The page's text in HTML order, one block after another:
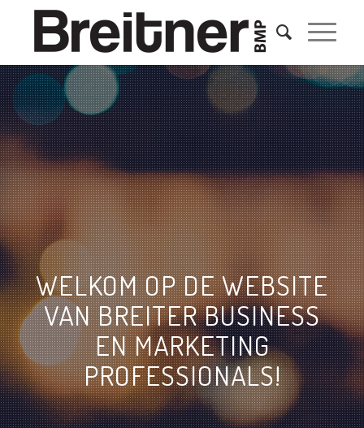
WELKOM OP DE WEBSITE
VAN BREITER BUSINESS
EN MARKETING
PROFESSIONALS!